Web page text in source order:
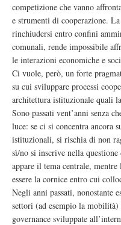
competizione che vanno
e strumenti di cooperazione.
rinchiudersi entro confini
comunali, rende impossibile
le interazioni economiche e
Ci vuole, però, un forte
su cui sviluppare processi
architettura istituzionale quali
Sono passati vent’anni senza
luce: se ci si concentra ancora
istituzionali, si rischia di non
sì/no si inscrive nella
appare il tema centrale,
essere la cornice entro cui
Negli anni passati, nonostante
settori (ad esempio la
governance sviluppate